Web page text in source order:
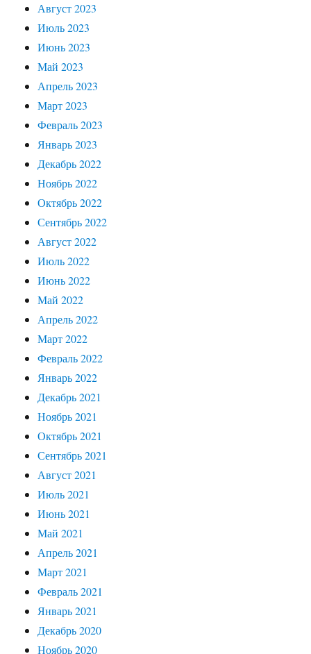
Август 2023
Июль 2023
Июнь 2023
Май 2023
Апрель 2023
Март 2023
Февраль 2023
Январь 2023
Декабрь 2022
Ноябрь 2022
Октябрь 2022
Сентябрь 2022
Август 2022
Июль 2022
Июнь 2022
Май 2022
Апрель 2022
Март 2022
Февраль 2022
Январь 2022
Декабрь 2021
Ноябрь 2021
Октябрь 2021
Сентябрь 2021
Август 2021
Июль 2021
Июнь 2021
Май 2021
Апрель 2021
Март 2021
Февраль 2021
Январь 2021
Декабрь 2020
Ноябрь 2020